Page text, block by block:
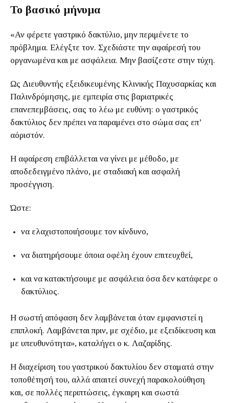
Το βασικό μήνυμα
«Αν φέρετε γαστρικό δακτύλιο, μην περιμένετε το
πρόβλημα. Ελέγξτε τον. Σχεδιάστε την αφαίρεσή του
οργανωμένα και με ασφάλεια. Μην βασίζεστε στην τύχη.
Ως Διευθυντής εξειδικευμένης Κλινικής Παχυσαρκίας και
Παλινδρόμησης, με εμπειρία στις βαριατρικές
επανεπεμβάσεις, σας το λέω με ευθύνη: ο γαστρικός
δακτύλιος δεν πρέπει να παραμένει στο σώμα σας επ’
αόριστόν.
Η αφαίρεση επιβάλλεται να γίνει με μέθοδο, με
αποδεδειγμένο πλάνο, με σταδιακή και ασφαλή
προσέγγιση.
Ώστε:
να ελαχιστοποιήσουμε τον κίνδυνο,
να διατηρήσουμε όποια οφέλη έχουν επιτευχθεί,
και να κατακτήσουμε με ασφάλεια όσα δεν κατάφερε ο
δακτύλιος.
Η σωστή απόφαση δεν λαμβάνεται όταν εμφανιστεί η
επιπλοκή. Λαμβάνεται πριν, με σχέδιο, με εξειδίκευση και
με υπευθυνότητα», καταλήγει ο κ. Λαζαρίδης.
Η διαχείριση του γαστρικού δακτυλίου δεν σταματά στην
τοποθέτησή του, αλλά απαιτεί συνεχή παρακολούθηση
και, σε πολλές περιπτώσεις, έγκαιρη και σωστά